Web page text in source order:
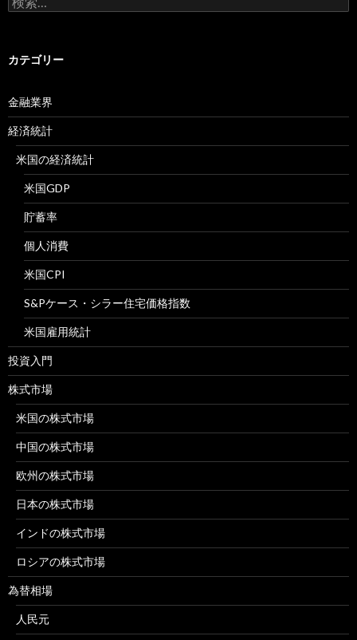
索:
カテゴリー
金融業界
経済統計
米国の経済統計
米国GDP
貯蓄率
個人消費
米国CPI
S&Pケース・シラー住宅価格指数
米国雇用統計
投資入門
株式市場
米国の株式市場
中国の株式市場
欧州の株式市場
日本の株式市場
インドの株式市場
ロシアの株式市場
為替相場
人民元